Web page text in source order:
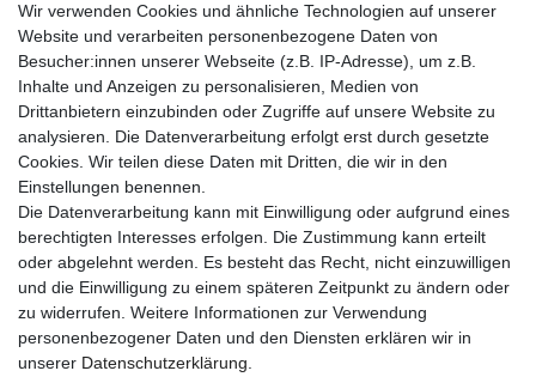
1x Handschuhe
Hinweis: Die Lieferung erfolgt komplett zerlegt
Einkaufen
Zahlungsarten
Versandarten & -kosten
Warenkorb
Kasse
Widerrufsrecht
Mein Konto
Anmelden
Wir verwenden Cookies und ähnliche Technologien auf unserer
Website und verarbeiten personenbezogene Daten von
Besucher:innen unserer Webseite (z.B. IP-Adresse), um z.B.
Inhalte und Anzeigen zu personalisieren, Medien von
Drittanbietern einzubinden oder Zugriffe auf unsere Website zu
analysieren. Die Datenverarbeitung erfolgt erst durch gesetzte
Cookies. Wir teilen diese Daten mit Dritten, die wir in den
Einstellungen benennen.
Die Datenverarbeitung kann mit Einwilligung oder aufgrund eines
berechtigten Interesses erfolgen. Die Zustimmung kann erteilt
oder abgelehnt werden. Es besteht das Recht, nicht einzuwilligen
und die Einwilligung zu einem späteren Zeitpunkt zu ändern oder
zu widerrufen. Weitere Informationen zur Verwendung
personenbezogener Daten und den Diensten erklären wir in
unserer Daten­schutz­erklärung